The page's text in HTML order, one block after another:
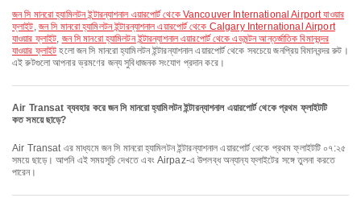
জন সি মানরো হ্যামিলটন ইন্টারন্যাশনাল এয়ারপোর্ট থেকে Vancouver International Airport যাওয়ার
ফ্লাইট, জন সি মানরো হ্যামিলটন ইন্টারন্যাশনাল এয়ারপোর্ট থেকে Calgary International Airport
যাওয়ার ফ্লাইট, জন সি মানরো হ্যামিলটন ইন্টারন্যাশনাল এয়ারপোর্ট থেকে এডমন্টন আন্তর্জাতিক বিমানবন্দর
যাওয়ার ফ্লাইট হলো জন সি মানরো হ্যামিলটন ইন্টারন্যাশনাল এয়ারপোর্ট থেকে সবচেয়ে জনপ্রিয় বিমানবন্দর রুট।
এই রুটগুলো আপনার ভ্রমণের জন্য সুবিধাজনক সংযোগ প্রদান করে।
Air Transat ব্যবহার করে জন সি মানরো হ্যামিলটন ইন্টারন্যাশনাল এয়ারপোর্ট থেকে প্রথম ফ্লাইটটি
কত সময়ে ছাড়ে?
Air Transat এর মাধ্যমে জন সি মানরো হ্যামিলটন ইন্টারন্যাশনাল এয়ারপোর্ট থেকে প্রথম ফ্লাইটটি ০৭:২৫
সময়ে ছাড়ে। আপনি এই সময়সূচি দেখতে এবং Airpaz-এ উপলব্ধ অন্যান্য ফ্লাইটের সঙ্গে তুলনা করতে
পারেন।